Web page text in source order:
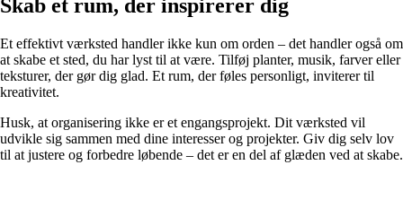
Skab et rum, der inspirerer dig
Et effektivt værksted handler ikke kun om orden – det handler også om
at skabe et sted, du har lyst til at være. Tilføj planter, musik, farver eller
teksturer, der gør dig glad. Et rum, der føles personligt, inviterer til
kreativitet.
Husk, at organisering ikke er et engangsprojekt. Dit værksted vil
udvikle sig sammen med dine interesser og projekter. Giv dig selv lov
til at justere og forbedre løbende – det er en del af glæden ved at skabe.